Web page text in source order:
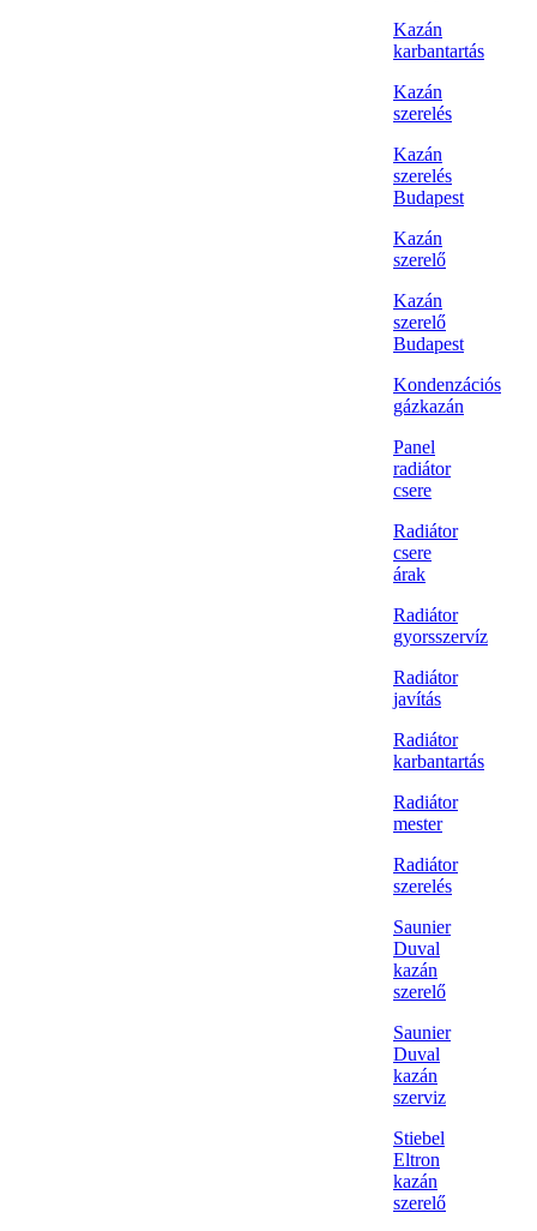
Kazán
karbantartás
Kazán
szerelés
Kazán
szerelés
Budapest
Kazán
szerelő
Kazán
szerelő
Budapest
Kondenzációs
gázkazán
Panel
radiátor
csere
Radiátor
csere
árak
Radiátor
gyorsszervíz
Radiátor
javítás
Radiátor
karbantartás
Radiátor
mester
Radiátor
szerelés
Saunier
Duval
kazán
szerelő
Saunier
Duval
kazán
szerviz
Stiebel
Eltron
kazán
szerelő